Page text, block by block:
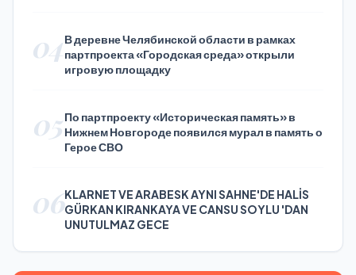
04В деревне Челябинской области в рамках
партпроекта «Городская среда» открыли
игровую площадку
05По партпроекту «Историческая память» в
Нижнем Новгороде появился мурал в память о
Герое СВО
06KLARNET VE ARABESK AYNI SAHNE'DE HALİS
GÜRKAN KIRANKAYA VE CANSU SOYLU 'DAN
UNUTULMAZ GECE